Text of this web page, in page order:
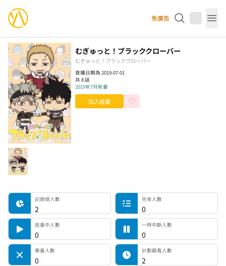
YourAnimes 你的動畫 免廣告
むぎゅっと！ブラッククローバー
むぎゅっと！ブラッククローバー
首播日期為 2019-07-01
共 8 話
2019年7月新番
加入追番
記錄總人數記錄總人數
2
完食人數 完食人數
0
追番中人數
追番中人數
0
一時中斷人數
一時中斷人數
0
棄番人數
棄番人數
0
計劃觀看人數
計劃觀看人數
2